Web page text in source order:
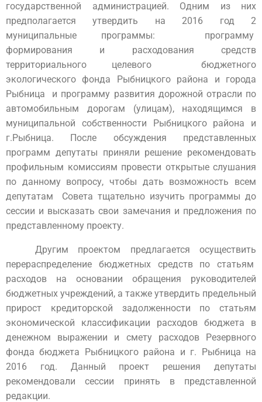
государственной администрацией. Одним из них
предполагается утвердить на 2016 год 2
муниципальные программы: программу
формирования и расходования средств
территориального целевого бюджетного
экологического фонда Рыбницкого района и города
Рыбница и программу развития дорожной отрасли по
автомобильным дорогам (улицам), находящимся в
муниципальной собственности Рыбницкого района и
г.Рыбница. После обсуждения представленных
программ депутаты приняли решение рекомендовать
профильным комиссиям провести открытые слушания
по данному вопросу, чтобы дать возможность всем
депутатам Совета тщательно изучить программы до
сессии и высказать свои замечания и предложения по
представленному проекту.
Другим проектом предлагается осуществить
перераспределение бюджетных средств по статьям
расходов на основании обращения руководителей
бюджетных учреждений, а также утвердить предельный
прирост кредиторской задолженности по статьям
экономической классификации расходов бюджета в
денежном выражении и смету расходов Резервного
фонда бюджета Рыбницкого района и г. Рыбница на
2016 год. Данный проект решения депутаты
рекомендовали сессии принять в представленной
редакции.